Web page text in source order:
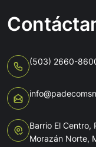
(503) 2660-
Barrio El Centro,
Morazán Norte,